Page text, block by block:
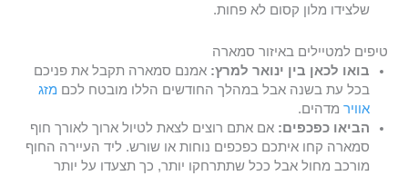
שלצידו מלון קסום לא פחות.
טיפים למטיילים באיזור סמארה
בואו לכאן בין ינואר למרץ: אמנם סמארה תקבל את פניכם
בכל עת בשנה אבל במהלך החודשים הללו מובטח לכם מזג
אוויר מדהים.
הביאו כפכפים: אם אתם רוצים לצאת לטיול ארוך לאורך חוף
סמארה קחו איתכם כפכפים נוחות או שורש. ליד העיירה החוף
מורכב מחול אבל ככל שתתרחקו יותר, כך תצעדו על יותר